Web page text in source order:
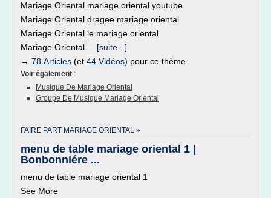
Mariage Oriental mariage oriental youtube
Mariage Oriental dragee mariage oriental
Mariage Oriental le mariage oriental
Mariage Oriental... [suite...]
→ 78 Articles (et 44 Vidéos) pour ce thème
Voir également :
Musique De Mariage Oriental
Groupe De Musique Mariage Oriental
FAIRE PART MARIAGE ORIENTAL »
menu de table mariage oriental 1 |
Bonbonniére ...
menu de table mariage oriental 1
See More